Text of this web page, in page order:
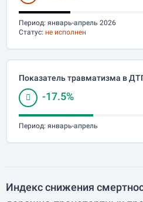
Период: январь-апрель 2026
Статус: не исполнен
Показатель травматизма в
-17.5%
Период: январь-апрель
Индекс снижения